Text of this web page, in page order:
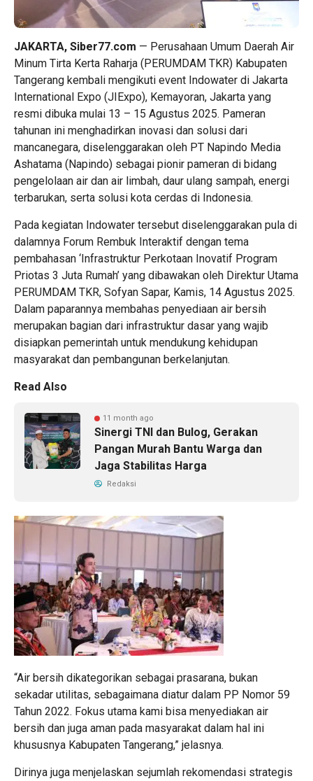
JAKARTA, Siber77.com — Perusahaan Umum Daerah Air
Minum Tirta Kerta Raharja (PERUMDAM TKR) Kabupaten
Tangerang kembali mengikuti event Indowater di Jakarta
International Expo (JIExpo), Kemayoran, Jakarta yang
resmi dibuka mulai 13 – 15 Agustus 2025. Pameran
tahunan ini menghadirkan inovasi dan solusi dari
mancanegara, diselenggarakan oleh PT Napindo Media
Ashatama (Napindo) sebagai pionir pameran di bidang
pengelolaan air dan air limbah, daur ulang sampah, energi
terbarukan, serta solusi kota cerdas di Indonesia.
Pada kegiatan Indowater tersebut diselenggarakan pula di
dalamnya Forum Rembuk Interaktif dengan tema
pembahasan ‘Infrastruktur Perkotaan Inovatif Program
Priotas 3 Juta Rumah’ yang dibawakan oleh Direktur Utama
PERUMDAM TKR, Sofyan Sapar, Kamis, 14 Agustus 2025.
Dalam paparannya membahas penyediaan air bersih
merupakan bagian dari infrastruktur dasar yang wajib
disiapkan pemerintah untuk mendukung kehidupan
masyarakat dan pembangunan berkelanjutan.
Read Also
11 month ago
Sinergi TNI dan Bulog, Gerakan
Pangan Murah Bantu Warga dan
Jaga Stabilitas Harga
Redaksi
“Air bersih dikategorikan sebagai prasarana, bukan
sekadar utilitas, sebagaimana diatur dalam PP Nomor 59
Tahun 2022. Fokus utama kami bisa menyediakan air
bersih dan juga aman pada masyarakat dalam hal ini
khususnya Kabupaten Tangerang,” jelasnya.
Dirinya juga menjelaskan sejumlah rekomendasi strategis